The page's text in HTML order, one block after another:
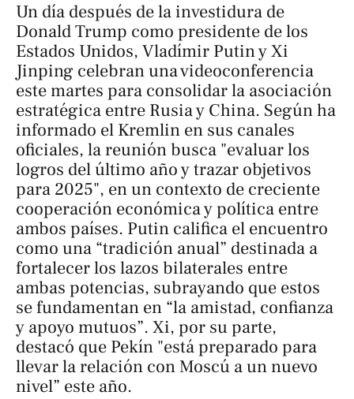
Un día después de la investidura de
Donald Trump como presidente de los
Estados Unidos, Vladímir Putin y Xi
Jinping celebran una videoconferencia
este martes para consolidar la asociación
estratégica entre Rusia y China. Según ha
informado el Kremlin en sus canales
oficiales, la reunión busca "evaluar los
logros del último año y trazar objetivos
para 2025", en un contexto de creciente
cooperación económica y política entre
ambos países. Putin califica el encuentro
como una “tradición anual” destinada a
fortalecer los lazos bilaterales entre
ambas potencias, subrayando que estos
se fundamentan en “la amistad, confianza
y apoyo mutuos”. Xi, por su parte,
destacó que Pekín "está preparado para
llevar la relación con Moscú a un nuevo
nivel” este año.